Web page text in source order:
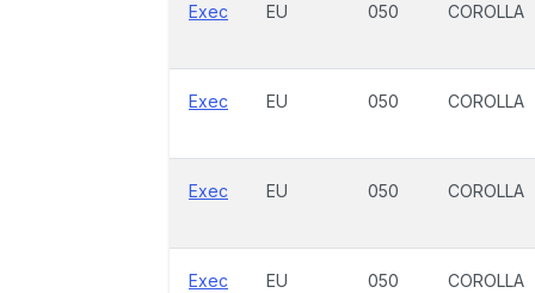
Exec EU 050 COROLLA
Exec EU 050 COROLLA
Exec EU 050 COROLLA
Exec EU 050 COROLLA